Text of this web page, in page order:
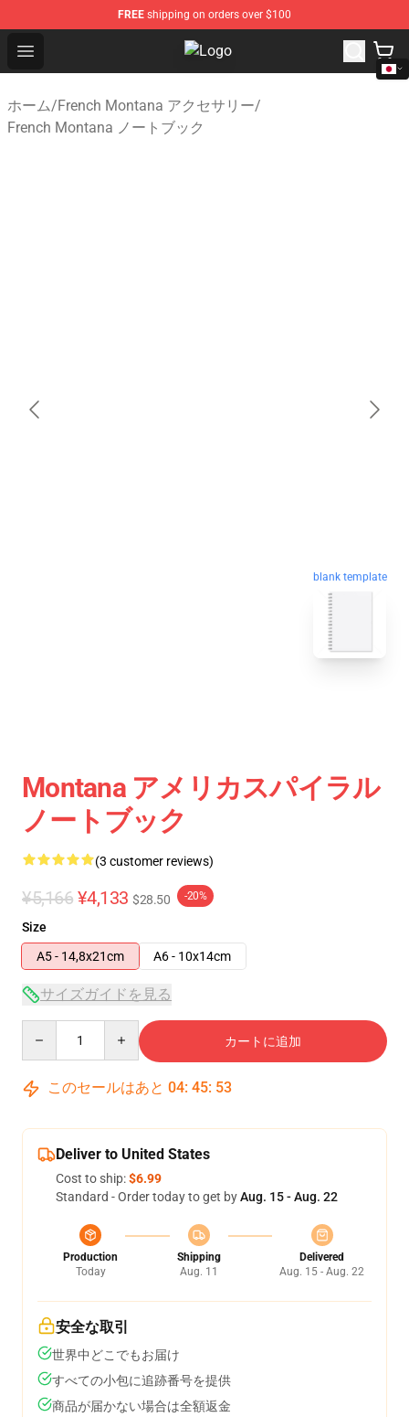
FREE shipping on orders over $100
Open menu French Montana Shop - Official
ホーム/French Montana アクセサリー/
French Montana ノートブック
blank template
Montana アメリカスパイラル
ノートブック
(3 customer reviews)
¥5,166 ¥4,133 $28.50 -20%
Size
A5 - 14,8x21cm
A6 - 10x14cm
サイズガイドを見る
カートに追加
このセールはあと 04: 45: 52
Deliver to United States
Cost to ship:$6.99
Standard - Order today to get byAug. 15 - Aug. 22
Production
Today
Shipping
Aug. 11
Delivered
Aug. 15 - Aug. 22
安全な取引
世界中どこでもお届け
すべての小包に追跡番号を提供
商品が届かない場合は全額返金